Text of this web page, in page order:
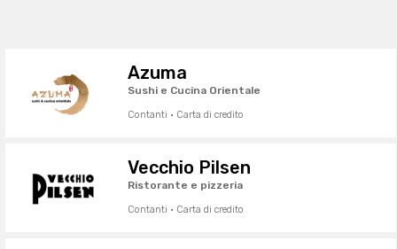
Azuma
Sushi e Cucina Orientale
Contanti · Carta di credito
Vecchio Pilsen
Ristorante e pizzeria
Contanti · Carta di credito